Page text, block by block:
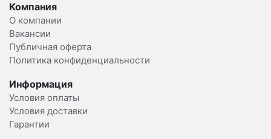
Компания
О компании
Вакансии
Публичная оферта
Политика конфиденциальности
Информация
Условия оплаты
Условия доставки
Гарантии